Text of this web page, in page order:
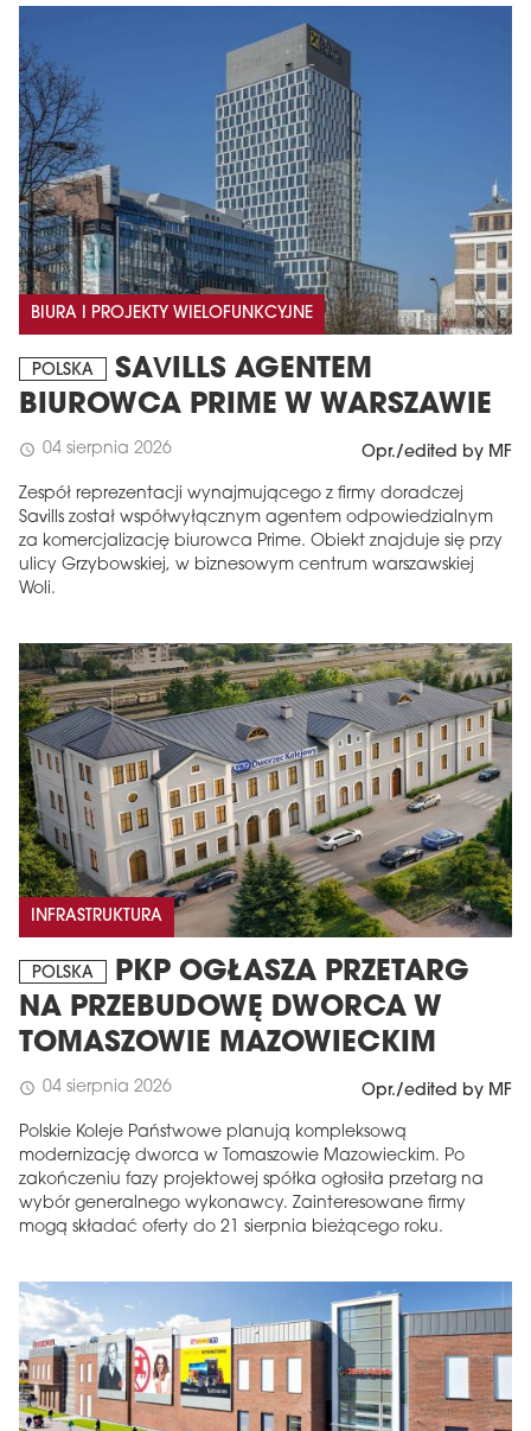
BIURA I PROJEKTY WIELOFUNKCYJNE
POLSKA
SAVILLS AGENTEM
BIUROWCA PRIME W WARSZAWIE
schedule 04 sierpnia 2026 Opr./edited by MF
Zespół reprezentacji wynajmującego z firmy doradczej
Savills został współwyłącznym agentem odpowiedzialnym
za komercjalizację biurowca Prime. Obiekt znajduje się przy
ulicy Grzybowskiej, w biznesowym centrum warszawskiej
Woli.
INFRASTRUKTURA
POLSKA
PKP OGŁASZA PRZETARG
NA PRZEBUDOWĘ DWORCA W
TOMASZOWIE MAZOWIECKIM
schedule 04 sierpnia 2026 Opr./edited by MF
Polskie Koleje Państwowe planują kompleksową
modernizację dworca w Tomaszowie Mazowieckim. Po
zakończeniu fazy projektowej spółka ogłosiła przetarg na
wybór generalnego wykonawcy. Zainteresowane firmy
mogą składać oferty do 21 sierpnia bieżącego roku.